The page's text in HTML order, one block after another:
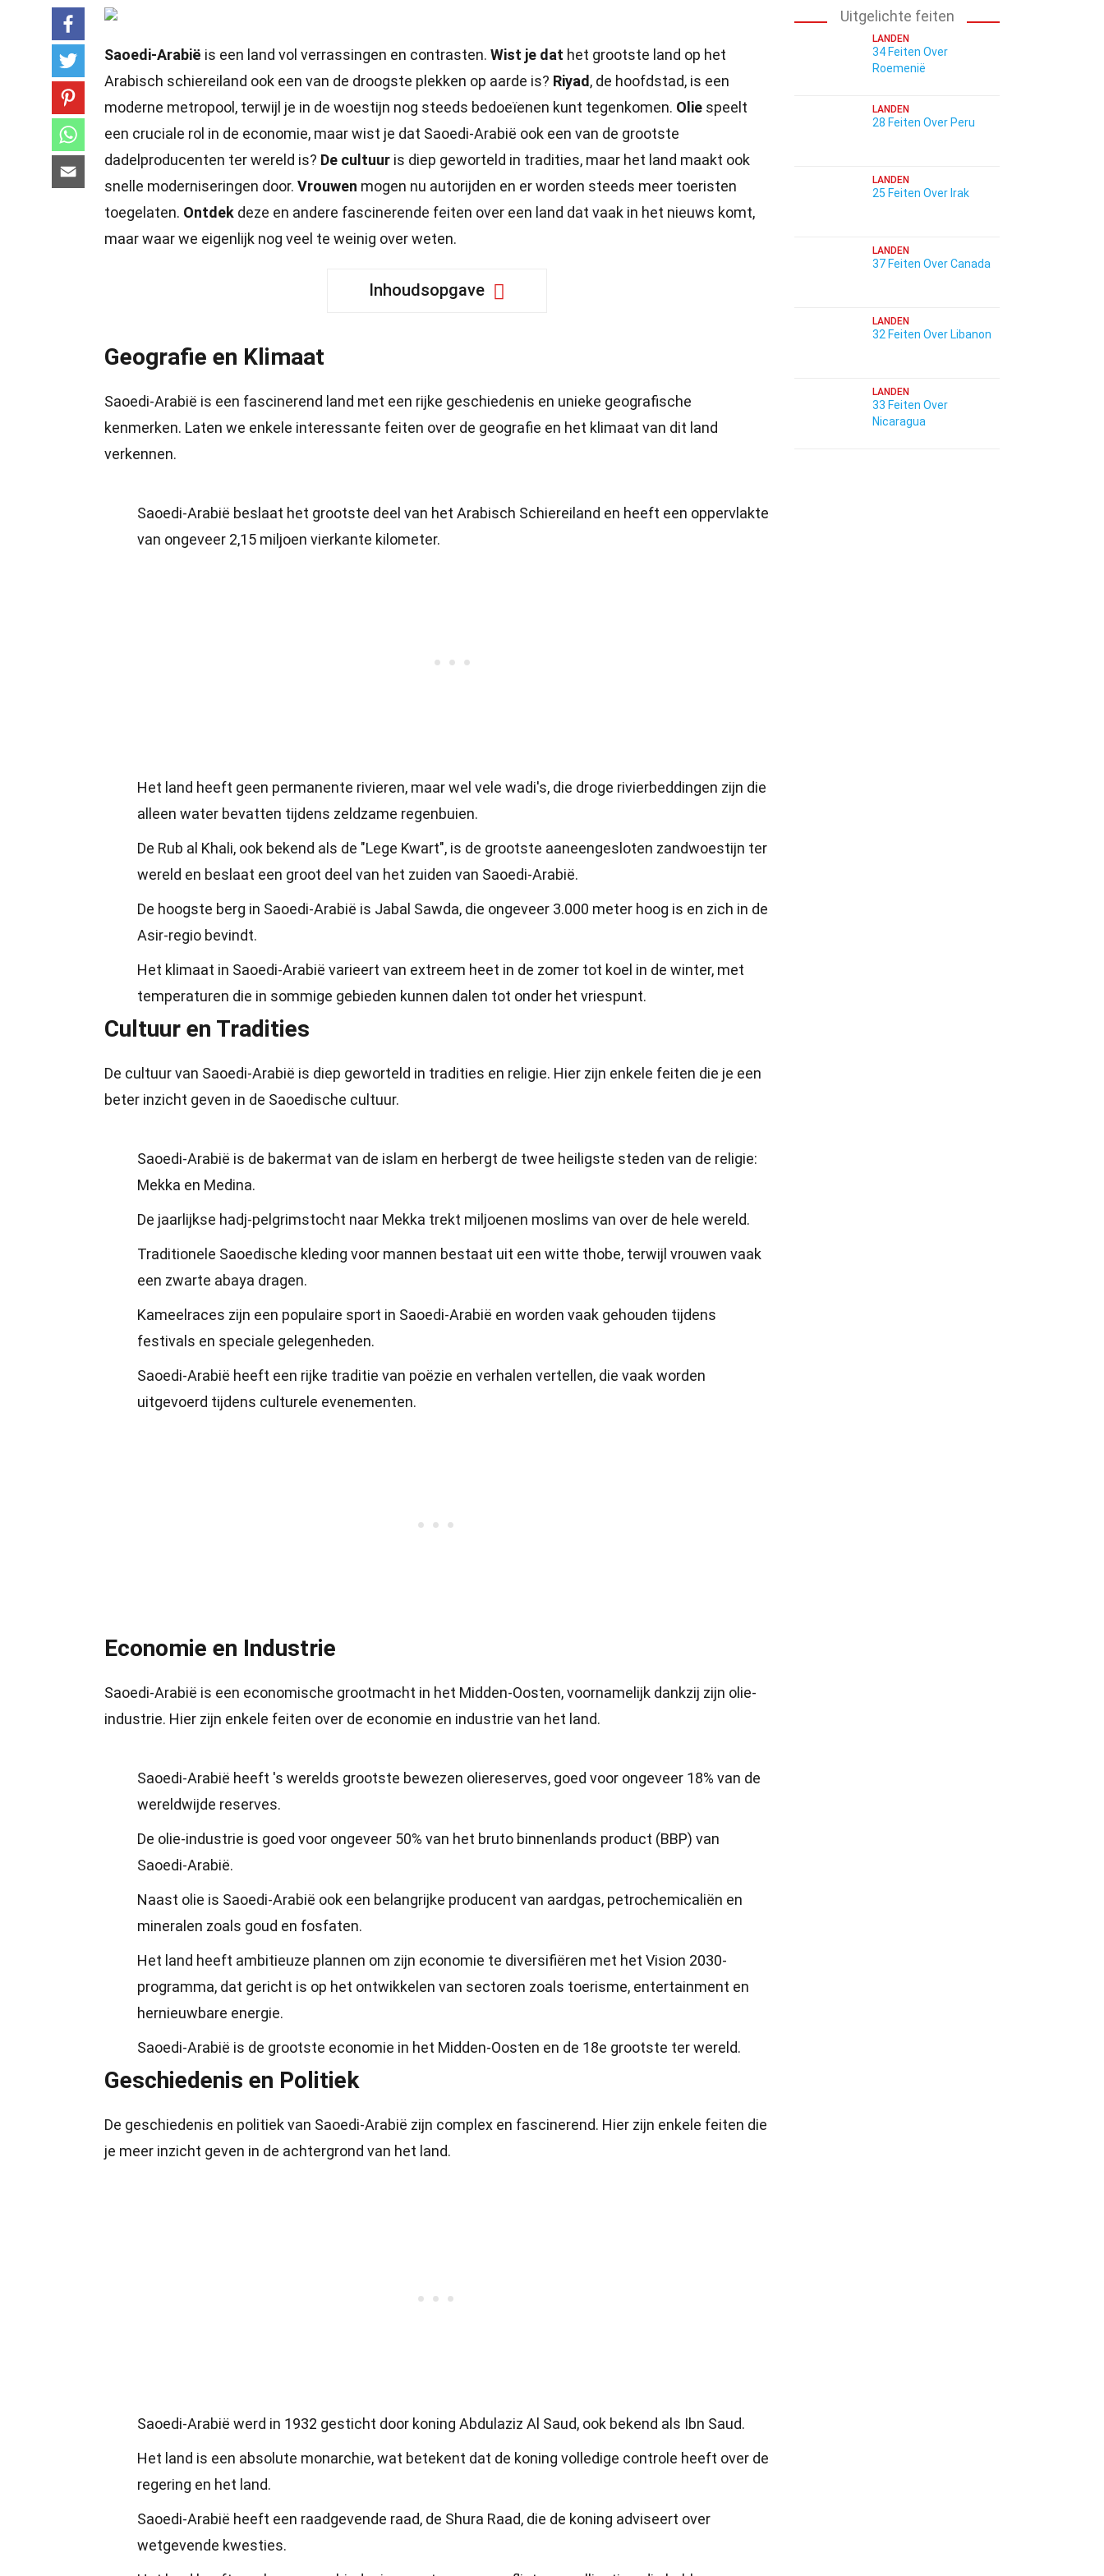
Saoedi-Arabië is een land vol verrassingen en contrasten. Wist je dat het grootste land op het
Arabisch schiereiland ook een van de droogste plekken op aarde is? Riyad , de hoofdstad, is een
moderne metropool, terwijl je in de woestijn nog steeds bedoeïenen kunt tegenkomen. Olie speelt
een cruciale rol in de economie, maar wist je dat Saoedi-Arabië ook een van de grootste
dadelproducenten ter wereld is? De cultuur is diep geworteld in tradities, maar het land maakt ook
snelle moderniseringen door. Vrouwen mogen nu autorijden en er worden steeds meer toeristen
toegelaten. Ontdek deze en andere fascinerende feiten over een land dat vaak in het nieuws komt,
maar waar we eigenlijk nog veel te weinig over weten.
Inhoudsopgave
Geografie en Klimaat
Saoedi-Arabië is een fascinerend land met een rijke geschiedenis en unieke geografische
kenmerken. Laten we enkele interessante feiten over de geografie en het klimaat van dit land
verkennen.
Saoedi-Arabië beslaat het grootste deel van het Arabisch Schiereiland en heeft een oppervlakte
van ongeveer 2,15 miljoen vierkante kilometer.
Het land heeft geen permanente rivieren, maar wel vele wadi's, die droge rivierbeddingen zijn die
alleen water bevatten tijdens zeldzame regenbuien.
De Rub al Khali, ook bekend als de "Lege Kwart", is de grootste aaneengesloten zandwoestijn ter
wereld en beslaat een groot deel van het zuiden van Saoedi-Arabië.
De hoogste berg in Saoedi-Arabië is Jabal Sawda, die ongeveer 3.000 meter hoog is en zich in de
Asir-regio bevindt.
Het klimaat in Saoedi-Arabië varieert van extreem heet in de zomer tot koel in de winter, met
temperaturen die in sommige gebieden kunnen dalen tot onder het vriespunt.
Cultuur en Tradities
De cultuur van Saoedi-Arabië is diep geworteld in tradities en religie. Hier zijn enkele feiten die je een
beter inzicht geven in de Saoedische cultuur.
Saoedi-Arabië is de bakermat van de islam en herbergt de twee heiligste steden van de religie:
Mekka en Medina.
De jaarlijkse hadj-pelgrimstocht naar Mekka trekt miljoenen moslims van over de hele wereld.
Traditionele Saoedische kleding voor mannen bestaat uit een witte thobe, terwijl vrouwen vaak
een zwarte abaya dragen.
Kameelraces zijn een populaire sport in Saoedi-Arabië en worden vaak gehouden tijdens
festivals en speciale gelegenheden.
Saoedi-Arabië heeft een rijke traditie van poëzie en verhalen vertellen, die vaak worden
uitgevoerd tijdens culturele evenementen.
Economie en Industrie
Saoedi-Arabië is een economische grootmacht in het Midden-Oosten, voornamelijk dankzij zijn olie-
industrie. Hier zijn enkele feiten over de economie en industrie van het land.
Saoedi-Arabië heeft 's werelds grootste bewezen oliereserves, goed voor ongeveer 18% van de
wereldwijde reserves.
De olie-industrie is goed voor ongeveer 50% van het bruto binnenlands product (BBP) van
Saoedi-Arabië.
Naast olie is Saoedi-Arabië ook een belangrijke producent van aardgas, petrochemicaliën en
mineralen zoals goud en fosfaten.
Het land heeft ambitieuze plannen om zijn economie te diversifiëren met het Vision 2030-
programma, dat gericht is op het ontwikkelen van sectoren zoals toerisme, entertainment en
hernieuwbare energie.
Saoedi-Arabië is de grootste economie in het Midden-Oosten en de 18e grootste ter wereld.
Geschiedenis en Politiek
De geschiedenis en politiek van Saoedi-Arabië zijn complex en fascinerend. Hier zijn enkele feiten die
je meer inzicht geven in de achtergrond van het land.
Saoedi-Arabië werd in 1932 gesticht door koning Abdulaziz Al Saud, ook bekend als Ibn Saud.
Het land is een absolute monarchie, wat betekent dat de koning volledige controle heeft over de
regering en het land.
Saoedi-Arabië heeft een raadgevende raad, de Shura Raad, die de koning adviseert over
wetgevende kwesties.
Uitgelichte feiten
LANDEN
34 Feiten Over
Roemenië
LANDEN
28 Feiten Over Peru
LANDEN
25 Feiten Over Irak
LANDEN
37 Feiten Over Canada
LANDEN
32 Feiten Over Libanon
LANDEN
33 Feiten Over
Nicaragua